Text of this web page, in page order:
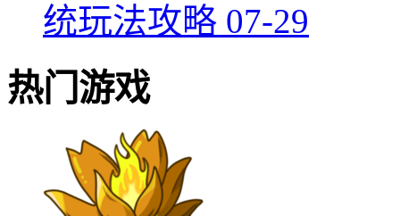
统玩法攻略 07-29
热门游戏